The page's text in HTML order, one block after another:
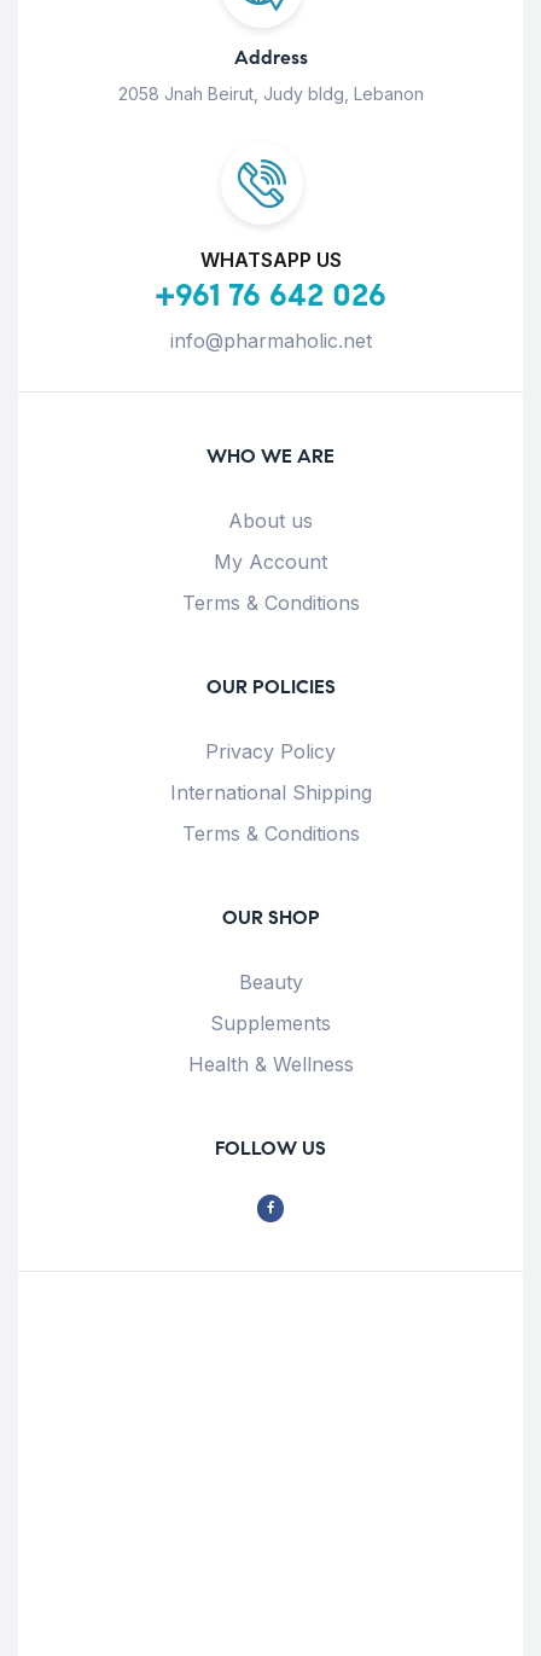
Address
2058 Jnah Beirut, Judy bldg, Lebanon
WHATSAPP US
+961 76 642 026
info@pharmaholic.net
WHO WE ARE
About us
My Account
Terms & Conditions
OUR POLICIES
Privacy Policy
International Shipping
Terms & Conditions
OUR SHOP
Beauty
Supplements
Health & Wellness
FOLLOW US